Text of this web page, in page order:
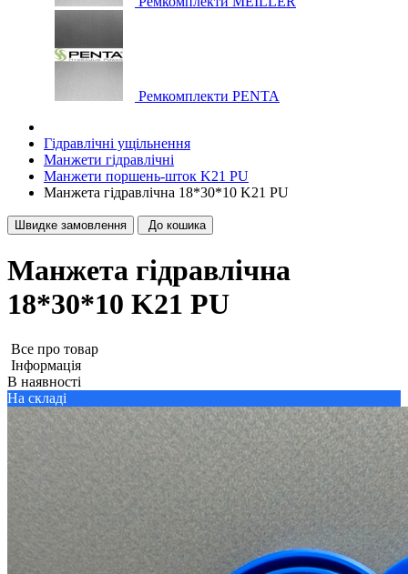
Ремкомплекти PENTA
Гідравлічні ущільнення
Манжети гідравлічні
Манжети поршень-шток K21 PU
Манжета гідравлічна 18*30*10 K21 PU
Швидке замовлення До кошика
Манжета гідравлічна
18*30*10 K21 PU
Все про товар
Iнформація
В наявності
На складі